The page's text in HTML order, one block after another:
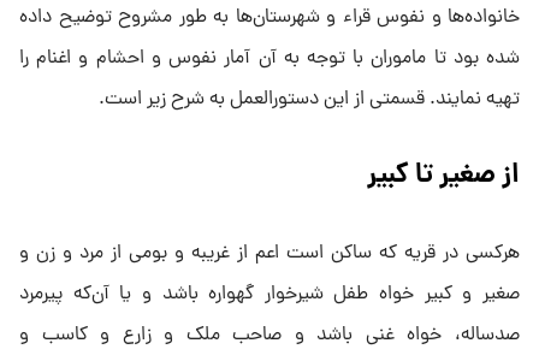
خانواده‌ها و نفوس قراء و شهرستان‌ها به طور مشروح توضیح داده
شده بود تا ماموران با توجه به آن آمار نفوس و احشام و اغنام را
تهیه نمایند. قسمتی از این دستورالعمل به شرح زیر است.
از صغیر تا کبیر
هرکسی در قریه که ساکن است اعم از غریبه و بومی از مرد و زن و
صغیر و کبیر خواه طفل شیرخوار گهواره باشد و یا آن‌که پیرمرد
صدساله، خواه غنی باشد و صاحب ملک و زارع و کاسب و